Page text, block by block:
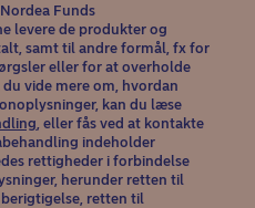
Funds
levere de produkter og
samt til andre formål, fx for
eller for at overholde
vide mere om, hvordan
kan du læse
(opens in new window)
, eller fås ved at kontakte
indeholder
rettigheder i forbindelse
herunder retten til
retten til